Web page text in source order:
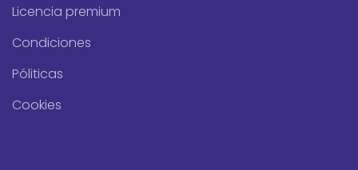
Licencia premium
Condiciones
Póliticas
Cookies